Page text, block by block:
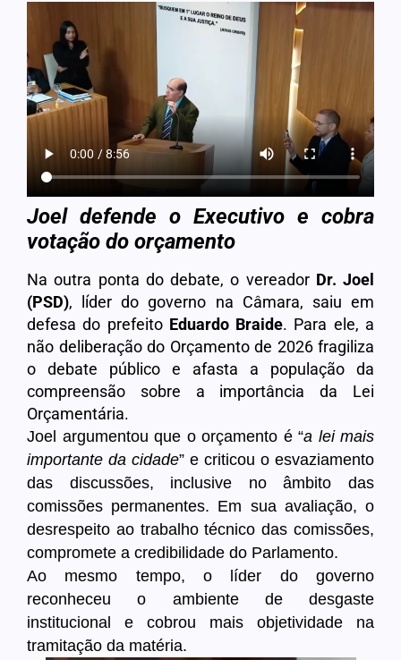
Joel defende o Executivo e cobra
votação do orçamento
Na outra ponta do debate, o vereador Dr. Joel
(PSD), líder do governo na Câmara, saiu em
defesa do prefeito Eduardo Braide. Para ele, a
não deliberação do Orçamento de 2026 fragiliza
o debate público e afasta a população da
compreensão sobre a importância da Lei
Orçamentária.
Joel argumentou que o orçamento é “a lei mais
importante da cidade” e criticou o esvaziamento
das discussões, inclusive no âmbito das
comissões permanentes. Em sua avaliação, o
desrespeito ao trabalho técnico das comissões,
compromete a credibilidade do Parlamento.
Ao mesmo tempo, o líder do governo
reconheceu o ambiente de desgaste
institucional e cobrou mais objetividade na
tramitação da matéria.